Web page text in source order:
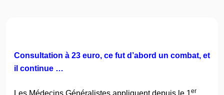
Consultation à 23 euro, ce fut d’abord un combat, et
il continue …
Les Médecins Généralistes appliquent depuis le 1er